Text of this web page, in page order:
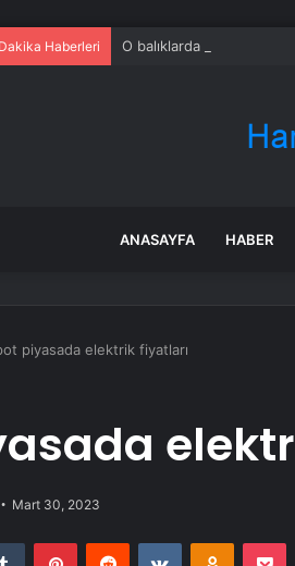
Haberleri O balıklarda ilk kez
ANASAYFA HABER
piyasada elektrik fiyatları
Mart 30, 2023
Tumblr PinterestReddit VKontakte